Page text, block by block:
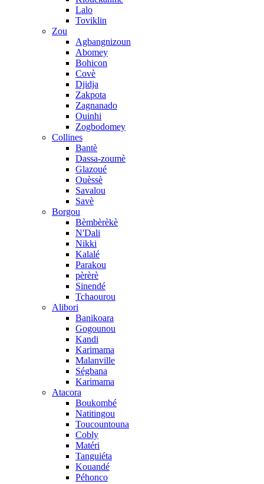
Lalo
Toviklin
Zou
Agbangnizoun
Abomey
Bohicon
Covè
Djidja
Zakpota
Zagnanado
Ouinhi
Zogbodomey
Collines
Bantè
Dassa-zoumè
Glazoué
Ouèssè
Savalou
Savè
Borgou
Bèmbèrèkè
N'Dali
Nikki
Kalalé
Parakou
pèrèrè
Sinendé
Tchaourou
Alibori
Banikoara
Gogounou
Kandi
Karimama
Malanville
Ségbana
Karimama
Atacora
Boukombé
Natitingou
Toucountouna
Cobly
Matéri
Tanguiéta
Kouandé
Péhonco